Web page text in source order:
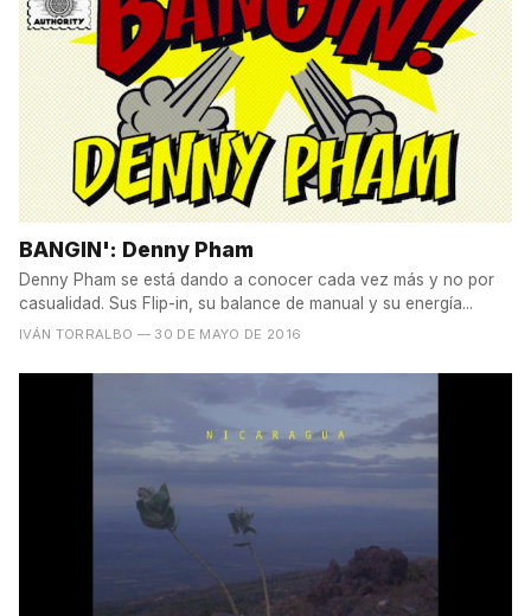
BANGIN': Denny Pham
Denny Pham se está dando a conocer cada vez más y no por
casualidad. Sus Flip-in, su balance de manual y su energía...
IVÁN TORRALBO — 30 DE MAYO DE 2016